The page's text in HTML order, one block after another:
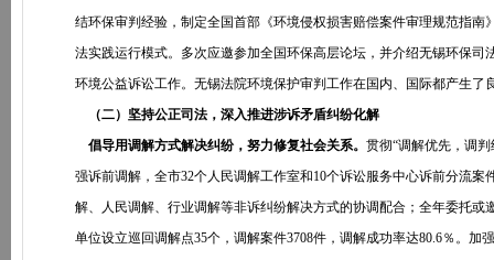
结环保审判经验，制定全国首部《环境侵权损害赔偿案件审理规范指
法实践运行模式。多次应邀参加全国环保高层论坛，并介绍无锡环保
环境公益诉讼工作。无锡法院环境保护审判工作在国内、国际都产生了
（二）坚持公正司法，深入推进涉诉矛盾纠纷化解
倡导用调解方式解决纠纷，努力修复社会关系。 贯彻“调解优先，调
强诉前调解，全市32个人民调解工作室和10个诉讼服务中心诉前分流
解、人民调解、行业调解等非诉纠纷解决方式的协调配合；全年委托
单位设立巡回调解点35个，调解案件3708件，调解成功率达80.6％。